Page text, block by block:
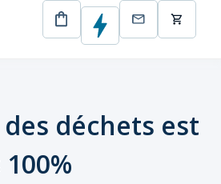
des déchets est désormais 100%
déchets est